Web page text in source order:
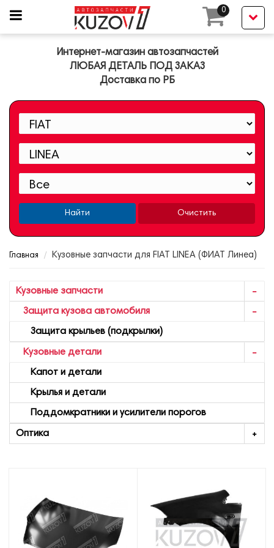
0
Интернет-магазин автозапчастей
ЛЮБАЯ ДЕТАЛЬ ПОД ЗАКАЗ
Доставка по РБ
Найти Очистить
Главная Кузовные запчасти для FIAT LINEA (ФИАТ Линеа)
Кузовные запчасти
Защита кузова автомобиля
Защита крыльев (подкрылки)
Кузовные детали
Капот и детали
Крылья и детали
Поддомкратники и усилители порогов
Оптика